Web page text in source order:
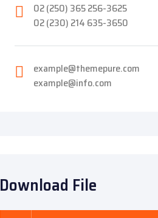
02 (250) 365 256-3625
02 (230) 214 635-3650
example@themepure.com
example@info.com
Download File